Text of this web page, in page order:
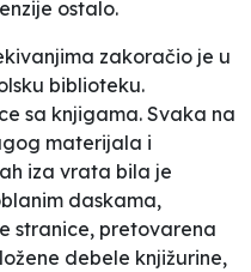
ostalo.
zakoračio je u
biblioteku.
sa knjigama. Svaka na
materijala i
iza vrata bila je
daskama,
stranice, pretovarena
debele knjižurine,